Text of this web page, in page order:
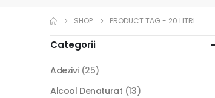
SHOP PRODUCT TAG - 20 LITRI
Categorii
Adezivi (25)
Alcool Denaturat (13)